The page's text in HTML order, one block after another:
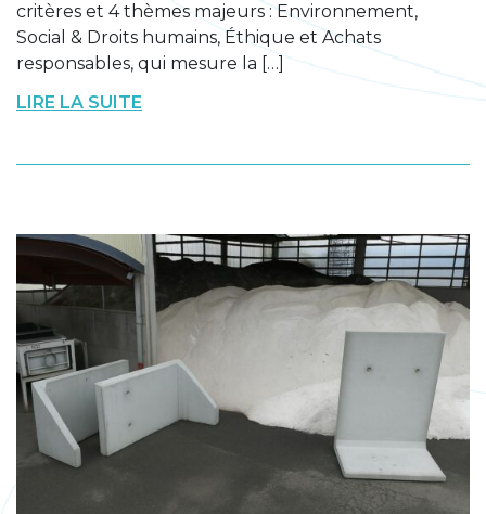
critères et 4 thèmes majeurs : Environnement,
Social & Droits humains, Éthique et Achats
responsables, qui mesure la […]
LIRE LA SUITE